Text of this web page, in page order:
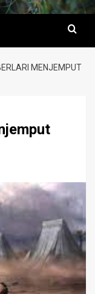
MENJEMPUT